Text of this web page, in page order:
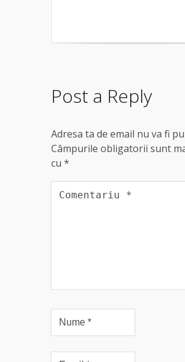
Post a Reply
Adresa ta de email nu va fi
Câmpurile obligatorii sunt
cu *